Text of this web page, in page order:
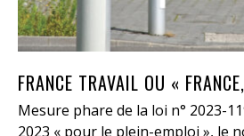
FRANCE TRAVAIL OU «
Mesure phare de la loi n° 2023-
2023 « pour le plein-emploi », le